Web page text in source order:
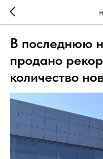
В последнюю
продано
количество